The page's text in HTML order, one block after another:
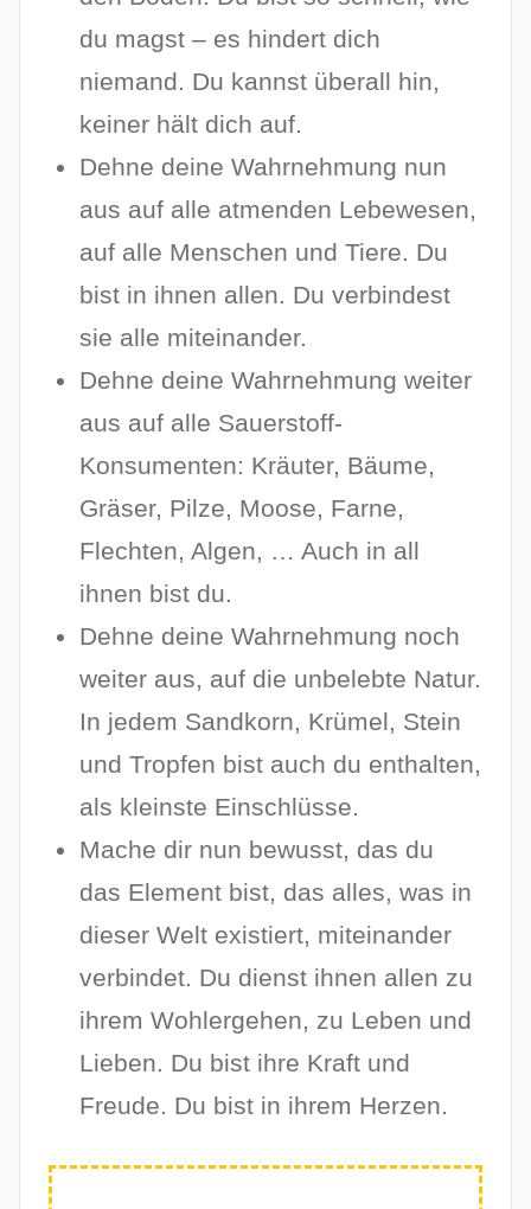
du magst – es hindert dich
niemand. Du kannst überall hin,
keiner hält dich auf.
Dehne deine Wahrnehmung nun
aus auf alle atmenden Lebewesen,
auf alle Menschen und Tiere. Du
bist in ihnen allen. Du verbindest
sie alle miteinander.
Dehne deine Wahrnehmung weiter
aus auf alle Sauerstoff-
Konsumenten: Kräuter, Bäume,
Gräser, Pilze, Moose, Farne,
Flechten, Algen, … Auch in all
ihnen bist du.
Dehne deine Wahrnehmung noch
weiter aus, auf die unbelebte Natur.
In jedem Sandkorn, Krümel, Stein
und Tropfen bist auch du enthalten,
als kleinste Einschlüsse.
Mache dir nun bewusst, das du
das Element bist, das alles, was in
dieser Welt existiert, miteinander
verbindet. Du dienst ihnen allen zu
ihrem Wohlergehen, zu Leben und
Lieben. Du bist ihre Kraft und
Freude. Du bist in ihrem Herzen.